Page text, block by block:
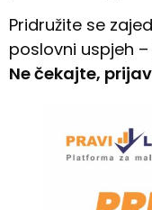
Pridružite se
poslovni uspjeh
Ne čekajte,